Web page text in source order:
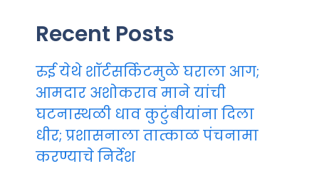
Recent Posts
रुई येथे शॉर्टसर्किटमुळे घराला आग;
आमदार अशोकराव माने यांची
घटनास्थळी धाव कुटुंबीयांना दिला
धीर; प्रशासनाला तात्काळ पंचनामा
करण्याचे निर्देश